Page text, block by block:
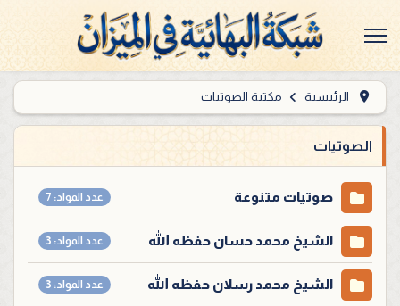
الرئيسية مكتبة الصوتيات
الصوتيات
صوتيات متنوعة عدد المواد: 7
الشيخ محمد حسان حفظه الله عدد المواد: 3
الشيخ محمد رسلان حفظه الله عدد المواد: 3